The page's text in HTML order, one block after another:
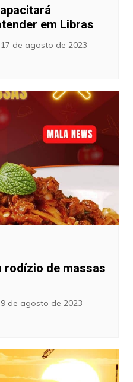
em Libras
17 de agosto de 2023
rodízio de massas
9 de agosto de 2023